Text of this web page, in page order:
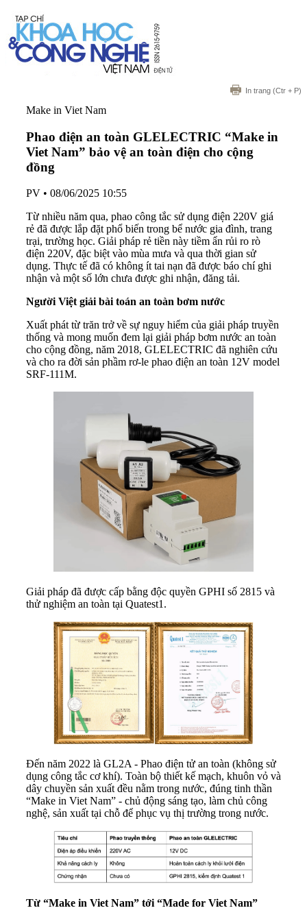
In trang (Ctr + P)
Make in Viet Nam
Phao điện an toàn GLELECTRIC “Make in
Viet Nam” bảo vệ an toàn điện cho cộng
đồng
PV • 08/06/2025 10:55
Từ nhiều năm qua, phao công tắc sử dụng điện 220V giá
rẻ đã được lắp đặt phổ biến trong bể nước gia đình, trang
trại, trường học. Giải pháp rẻ tiền này tiềm ẩn rủi ro rò
điện 220V, đặc biệt vào mùa mưa và qua thời gian sử
dụng. Thực tế đã có không ít tai nạn đã được báo chí ghi
nhận và một số lớn chưa được ghi nhận, đăng tải.
Người Việt giải bài toán an toàn bơm nước
Xuất phát từ trăn trở về sự nguy hiểm của giải pháp truyền
thống và mong muốn đem lại giải pháp bơm nước an toàn
cho cộng đồng, năm 2018, GLELECTRIC đã nghiên cứu
và cho ra đời sản phầm rơ-le phao điện an toàn 12V model
SRF-111M.
Giải pháp đã được cấp bằng độc quyền GPHI số 2815 và
thử nghiệm an toàn tại Quatest1.
Đến năm 2022 là GL2A - Phao điện tử an toàn (không sử
dụng công tắc cơ khí). Toàn bộ thiết kế mạch, khuôn vỏ và
dây chuyền sản xuất đều nằm trong nước, đúng tinh thần
“Make in Viet Nam” - chủ động sáng tạo, làm chủ công
nghệ, sản xuất tại chỗ để phục vụ thị trường trong nước.
Từ “Make in Viet Nam” tới “Made for Viet Nam”